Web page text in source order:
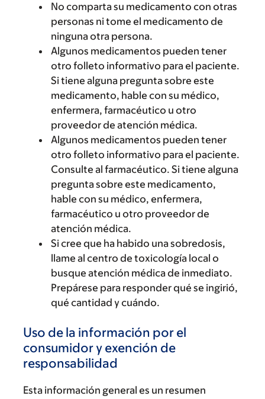
No comparta su medicamento con otras
personas ni tome el medicamento de
ninguna otra persona.
Algunos medicamentos pueden tener
otro folleto informativo para el paciente.
Si tiene alguna pregunta sobre este
medicamento, hable con su médico,
enfermera, farmacéutico u otro
proveedor de atención médica.
Algunos medicamentos pueden tener
otro folleto informativo para el paciente.
Consulte al farmacéutico. Si tiene alguna
pregunta sobre este medicamento,
hable con su médico, enfermera,
farmacéutico u otro proveedor de
atención médica.
Si cree que ha habido una sobredosis,
llame al centro de toxicología local o
busque atención médica de inmediato.
Prepárese para responder qué se ingirió,
qué cantidad y cuándo.
Uso de la información por el
consumidor y exención de
responsabilidad
Esta información general es un resumen